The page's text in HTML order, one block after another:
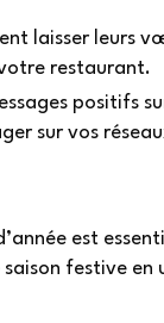
laisser leurs
restaurant.
positifs
sur vos
est
festive en